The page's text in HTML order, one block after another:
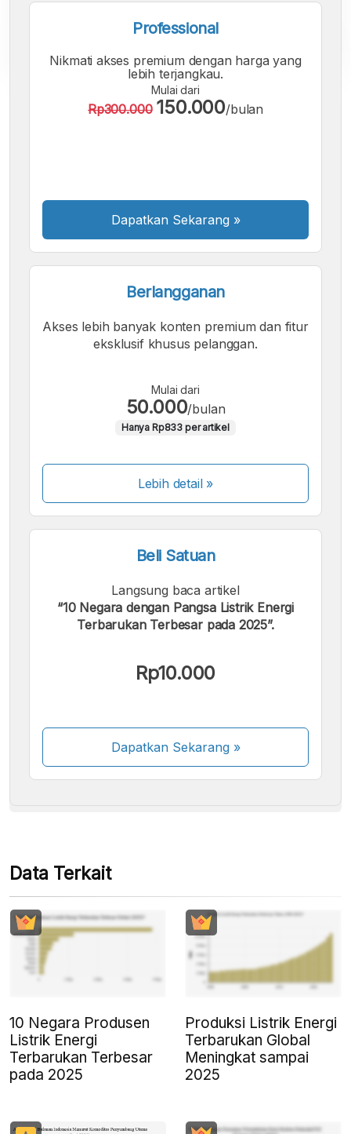
Font
A
Font
A
Font
Professional
Nikmati akses premium dengan harga yang
lebih terjangkau.
Mulai dari
Rp300.000 150.000/bulan
Dapatkan Sekarang »
Berlangganan
Akses lebih banyak konten premium dan fitur
eksklusif khusus pelanggan.
Mulai dari
50.000/bulan
Hanya Rp833 per artikel
Lebih detail »
Beli Satuan
Langsung baca artikel
“10 Negara dengan Pangsa Listrik Energi
Terbarukan Terbesar pada 2025”.
Rp10.000
Dapatkan Sekarang»
Beberapa metode pembayaran masih dalam
Data Terkait
10 Negara Produsen
Listrik Energi
Terbarukan Terbesar
pada 2025
Produksi Listrik Energi
Terbarukan Global
Meningkat sampai
2025